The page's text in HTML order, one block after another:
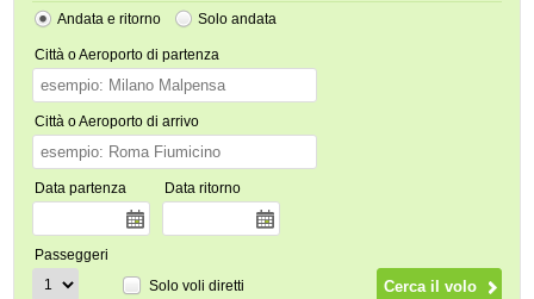
Andata e ritorno Solo andata
Città o Aeroporto di partenza
Città o Aeroporto di arrivo
Data partenza Data ritorno
Passeggeri
Solo voli diretti